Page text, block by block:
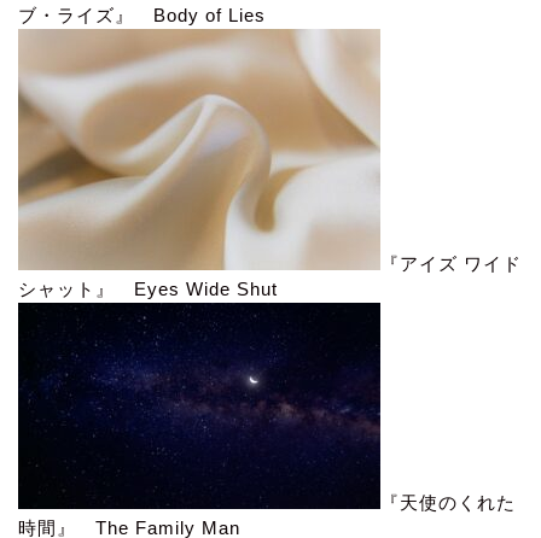
ブ・ライズ』 Body of Lies
『アイズ ワイド
シャット』 Eyes Wide Shut
『天使のくれた
時間』 The Family Man